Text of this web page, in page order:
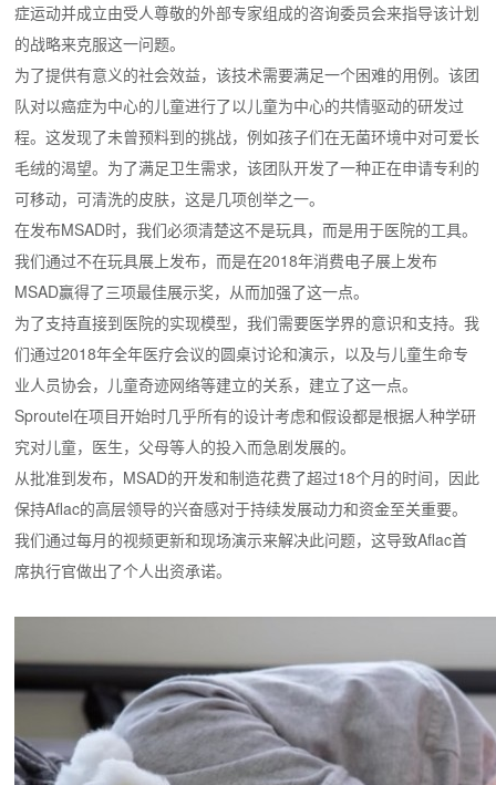
症运动并成立由受人尊敬的外部专家组成的咨询委员会来指导该计划
的战略来克服这一问题。
为了提供有意义的社会效益，该技术需要满足一个困难的用例。该团
队对以癌症为中心的儿童进行了以儿童为中心的共情驱动的研发过
程。这发现了未曾预料到的挑战，例如孩子们在无菌环境中对可爱长
毛绒的渴望。 为了满足卫生需求，该团队开发了一种正在申请专利的
可移动，可清洗的皮肤，这是几项创举之一。
在发布MSAD时，我们必须清楚这不是玩具，而是用于医院的工具。
我们通过不在玩具展上发布，而是在2018年消费电子展上发布
MSAD赢得了三项最佳展示奖，从而加强了这一点。
为了支持直接到医院的实现模型，我们需要医学界的意识和支持。我
们通过2018年全年医疗会议的圆桌讨论和演示，以及与儿童生命专
业人员协会，儿童奇迹网络等建立的关系，建立了这一点。
Sproutel在项目开始时几乎所有的设计考虑和假设都是根据人种学研
究对儿童，医生，父母等人的投入而急剧发展的。
从批准到发布，MSAD的开发和制造花费了超过18个月的时间，因此
保持Aflac的高层领导的兴奋感对于持续发展动力和资金至关重要。
我们通过每月的视频更新和现场演示来解决此问题，这导致Aflac首
席执行官做出了个人出资承诺。